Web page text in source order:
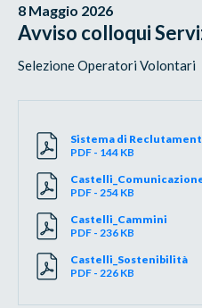
8 Maggio 2026
Avviso colloqui
Selezione Operatori Volontari
Sistema di
PDF - 144 KB
PDF - 254 KB
Castelli_Cammini
PDF - 236 KB
Castelli_Sostenibilità
PDF - 226 KB